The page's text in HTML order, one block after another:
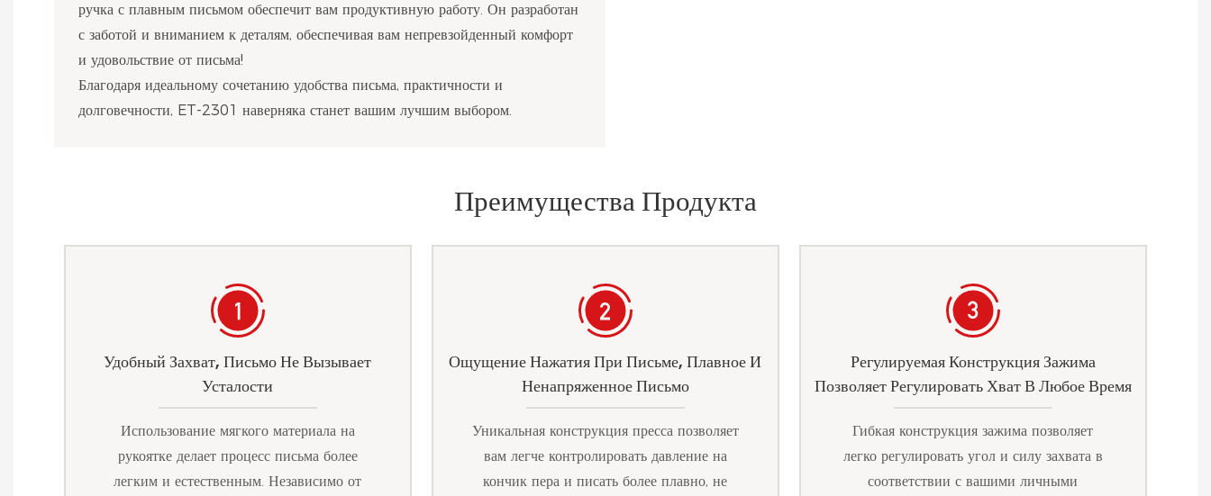
ручка с плавным письмом обеспечит вам продуктивную работу. Он разработан
с заботой и вниманием к деталям, обеспечивая вам непревзойденный комфорт
и удовольствие от письма!
Благодаря идеальному сочетанию удобства письма, практичности и
долговечности, ET-2301 наверняка станет вашим лучшим выбором.
Преимущества Продукта
Удобный Захват, Письмо Не Вызывает
Усталости
Использование мягкого материала на
рукоятке делает процесс письма более
легким и естественным. Независимо от
Ощущение Нажатия При Письме, Плавное И
Ненапряженное Письмо
Уникальная конструкция пресса позволяет
вам легче контролировать давление на
кончик пера и писать более плавно, не
Регулируемая Конструкция Зажима
Позволяет Регулировать Хват В Любое Время
Гибкая конструкция зажима позволяет
легко регулировать угол и силу захвата в
соответствии с вашими личными